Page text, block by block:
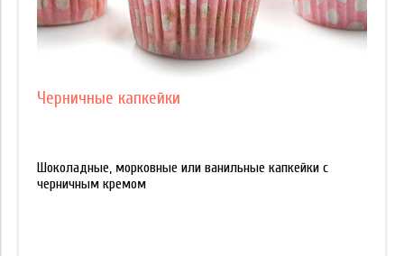
Черничные капкейки
Шоколадные, морковные или ванильные капкейки с
черничным кремом